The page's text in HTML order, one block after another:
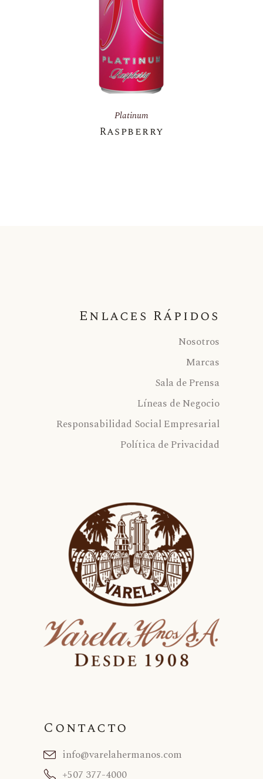
Platinum
Raspberry
Enlaces Rápidos
Nosotros
Marcas
Sala de Prensa
Líneas de Negocio
Responsabilidad Social Empresarial
Política de Privacidad
Contacto
info@varelahermanos.com
+507 377-4000